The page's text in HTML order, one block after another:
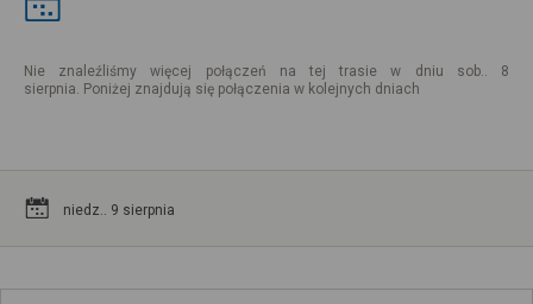
Nie znaleźliśmy więcej połączeń na tej trasie w dniu sob.. 8
sierpnia. Poniżej znajdują się połączenia w kolejnych dniach
niedz.. 9 sierpnia